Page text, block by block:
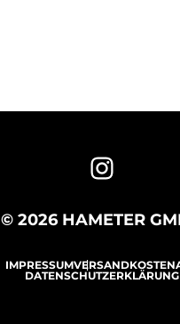
© 2026 HAMETER
IMPRESSUMVERSANDKOSTEN
DATENSCHUTZERKLÄRUNG